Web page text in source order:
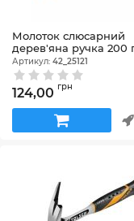
Молоток слюсарний
дерев'яна ручка 200
Артикул: 42_25121
124,00 грн